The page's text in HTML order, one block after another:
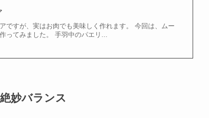
ですが、実はお肉でも美味しく作れます。 今回は、ムー
ってみました。 手羽中のパエリ...
妙バランス